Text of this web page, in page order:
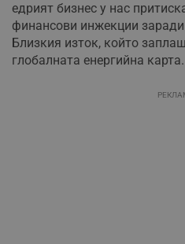
едрият бизнес у нас
финансови инжекции
Близкия изток, който
глобалната енергийна карта.